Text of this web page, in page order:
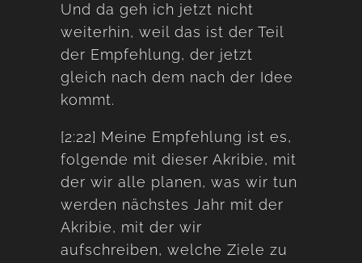
Und da geh ich jetzt nicht
weiterhin, weil das ist der Teil
der Empfehlung, der jetzt
gleich nach dem nach der Idee
kommt.
[2:22] Meine Empfehlung ist es,
folgende mit dieser Akribie, mit
der wir alle planen, was wir tun
werden nächstes Jahr mit der
Akribie, mit der wir
aufschreiben, welche Ziele zu